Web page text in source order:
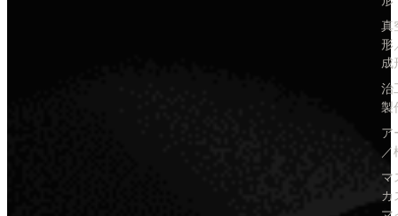
真
形
成
治
製
ア
／
マ
カ